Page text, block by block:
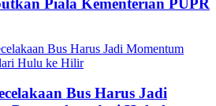
Piala Kementerian PUPR
Bus Harus Jadi